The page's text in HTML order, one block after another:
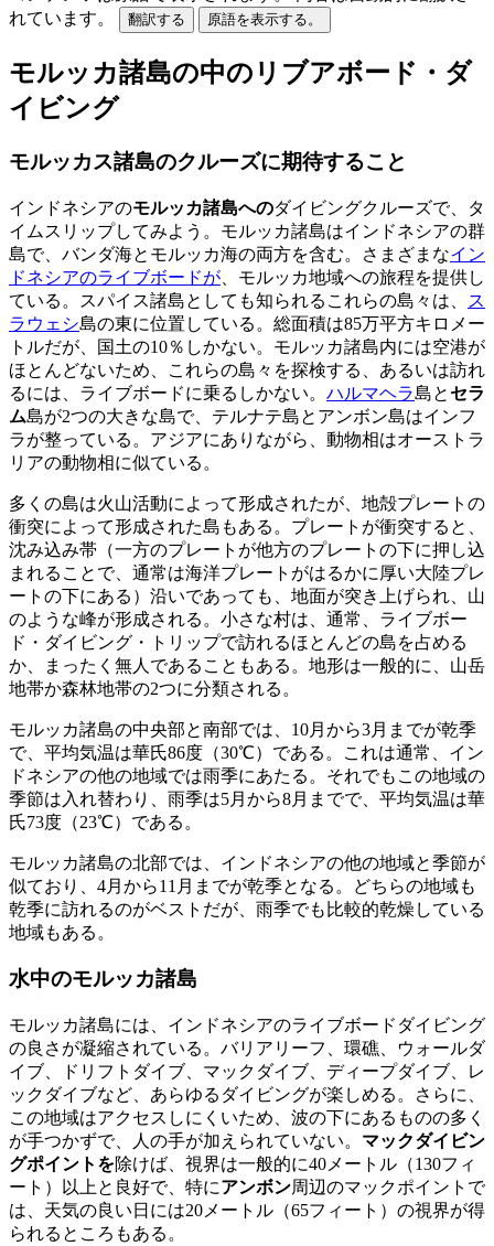
れています。
翻訳する 原語を表示する。
モルッカ諸島の中のリブアボード・ダ
イビング
モルッカス諸島のクルーズに期待すること
インドネシアのモルッカ諸島へのダイビングクルーズで、タ
イムスリップしてみよう。モルッカ諸島はインドネシアの群
島で、バンダ海とモルッカ海の両方を含む。さまざまなイン
ドネシアのライブボードが 、モルッカ地域への旅程を提供し
ている。スパイス諸島としても知られるこれらの島々は、
ス
ラウェシ島の東に位置している。総面積は85万平方キロメー
トルだが、国土の10％しかない。モルッカ諸島内には空港が
ほとんどないため、これらの島々を探検する、あるいは訪れ
るには、ライブボードに乗るしかない。 ハルマヘラ島と セラ
ム島が2つの大きな島で、テルナテ島とアンボン島はインフ
ラが整っている。アジアにありながら、動物相はオーストラ
リアの動物相に似ている。
多くの島は火山活動によって形成されたが、地殻プレートの
衝突によって形成された島もある。プレートが衝突すると、
沈み込み帯（一方のプレートが他方のプレートの下に押し込
まれることで、通常は海洋プレートがはるかに厚い大陸プレ
ートの下にある）沿いであっても、地面が突き上げられ、山
のような峰が形成される。小さな村は、通常、ライブボー
ド・ダイビング・トリップで訪れるほとんどの島を占める
か、まったく無人であることもある。地形は一般的に、山岳
地帯か森林地帯の2つに分類される。
モルッカ諸島の中央部と南部では、10月から3月までが乾季
で、平均気温は華氏86度（30℃）である。これは通常、イン
ドネシアの他の地域では雨季にあたる。それでもこの地域の
季節は入れ替わり、雨季は5月から8月までで、平均気温は華
氏73度（23℃）である。
モルッカ諸島の北部では、インドネシアの他の地域と季節が
似ており、4月から11月までが乾季となる。どちらの地域も
乾季に訪れるのがベストだが、雨季でも比較的乾燥している
地域もある。
水中のモルッカ諸島
モルッカ諸島には、インドネシアのライブボードダイビング
の良さが凝縮されている。バリアリーフ、環礁、ウォールダ
イブ、ドリフトダイブ、マックダイブ、ディープダイブ、レ
ックダイブなど、あらゆるダイビングが楽しめる。さらに、
この地域はアクセスしにくいため、波の下にあるものの多く
が手つかずで、人の手が加えられていない。 マックダイビン
グポイントを除けば、視界は一般的に40メートル（130フィ
ート）以上と良好で、特にアンボン周辺のマックポイントで
は、天気の良い日には20メートル（65フィート）の視界が得
られるところもある。